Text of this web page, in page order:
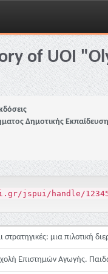
of UOI
Δημοτικής
jspui/handle/
στρατηγικές: μια
Επιστημών Αγωγής.